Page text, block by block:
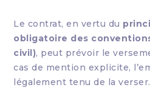
Le contrat, en vertu du
obligatoire des
civil), peut prévoir le
cas de mention explicite,
légalement tenu de la verser.